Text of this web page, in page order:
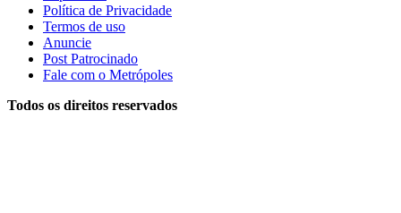
Política de Privacidade
Termos de uso
Anuncie
Post Patrocinado
Fale com o Metrópoles
Todos os direitos reservados